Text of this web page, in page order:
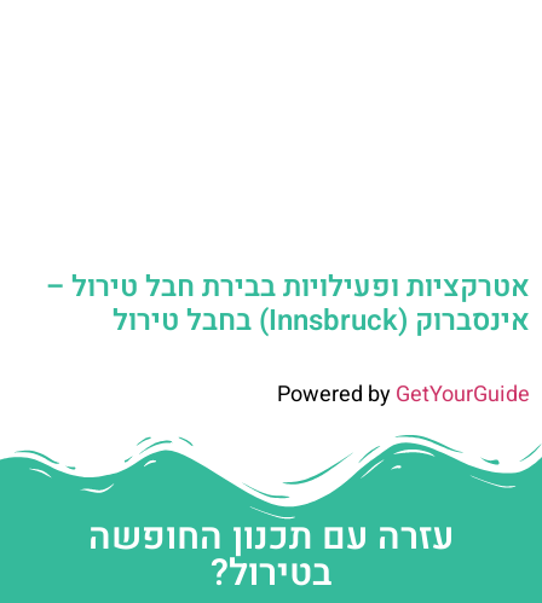
אטרקציות ופעילויות בבירת חבל טירול –
אינסברוק (Innsbruck) בחבל טירול
Powered byGetYourGuide
עזרה עם תכנון החופשה
בטירול?